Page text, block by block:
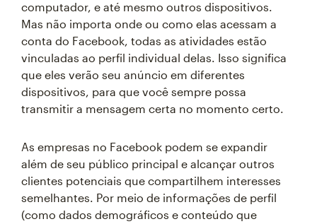
computador, e até mesmo outros dispositivos.
Mas não importa onde ou como elas acessam a
conta do Facebook, todas as atividades estão
vinculadas ao perfil individual delas. Isso significa
que eles verão seu anúncio em diferentes
dispositivos, para que você sempre possa
transmitir a mensagem certa no momento certo.
As empresas no Facebook podem se expandir
além de seu público principal e alcançar outros
clientes potenciais que compartilhem interesses
semelhantes. Por meio de informações de perfil
(como dados demográficos e conteúdo que